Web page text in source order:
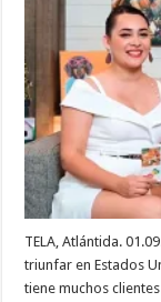
TELA, Atlántida.
triunfar en Estados
tiene muchos